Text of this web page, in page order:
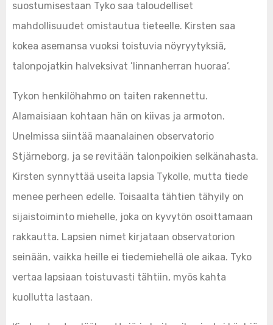
suostumisestaan Tyko saa taloudelliset
mahdollisuudet omistautua tieteelle. Kirsten saa
kokea asemansa vuoksi toistuvia nöyryytyksiä,
talonpojatkin halveksivat ’linnanherran huoraa’.
Tykon henkilöhahmo on taiten rakennettu.
Alamaisiaan kohtaan hän on kiivas ja armoton.
Unelmissa siintää maanalainen observatorio
Stjärneborg, ja se revitään talonpoikien selkänahasta.
Kirsten synnyttää useita lapsia Tykolle, mutta tiede
menee perheen edelle. Toisaalta tähtien tähyily on
sijaistoiminto miehelle, joka on kyvytön osoittamaan
rakkautta. Lapsien nimet kirjataan observatorion
seinään, vaikka heille ei tiedemiehellä ole aikaa. Tyko
vertaa lapsiaan toistuvasti tähtiin, myös kahta
kuollutta lastaan.